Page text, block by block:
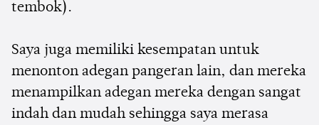
tembok).
Saya juga memiliki kesempatan untuk
menonton adegan pangeran lain, dan mereka
menampilkan adegan mereka dengan sangat
indah dan mudah sehingga saya merasa